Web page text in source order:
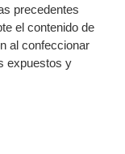
precedentes
el contenido de
al confeccionar
expuestos y